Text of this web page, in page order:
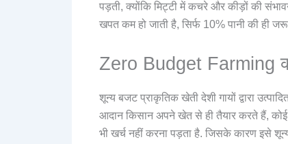
पड़ती, क्योंकि मिट्टी में कचरे और कीड़ों की
खपत कम हो जाती है, सिर्फ 10% पानी की ही
Zero Budget Farming
शून्य बजट प्राकृतिक खेती देशी गायों द्वारा
आदान किसान अपने खेत से ही तैयार करते हैं, कोई
भी खर्च नहीं करना पड़ता है. जिसके कारण इसे